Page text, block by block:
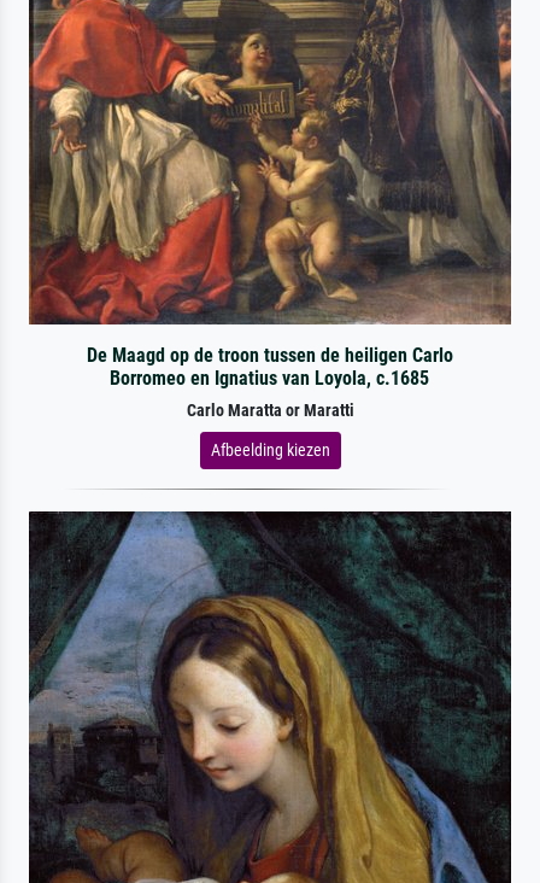
De Maagd op de troon tussen de heiligen Carlo
Borromeo en Ignatius van Loyola, c.1685
Carlo Maratta or Maratti
Afbeelding kiezen